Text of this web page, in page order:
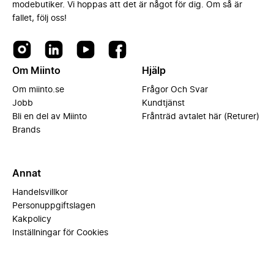
modebutiker. Vi hoppas att det är något för dig. Om så är
fallet, följ oss!
Om Miinto
Om miinto.se
Jobb
Bli en del av Miinto
Brands
Hjälp
Frågor Och Svar
Kundtjänst
Frånträd avtalet här (Returer)
Annat
Handelsvillkor
Personuppgiftslagen
Kakpolicy
Inställningar för Cookies